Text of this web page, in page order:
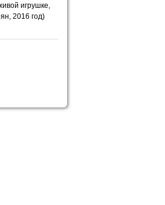
игрушке,
2016 год)